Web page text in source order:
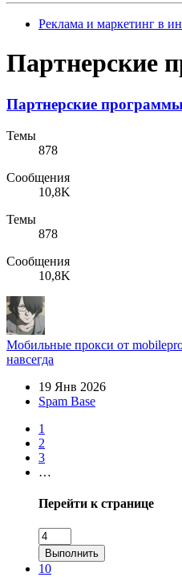
Реклама и маркетинг в
Партнерские
Партнерские
Темы
878
Сообщения
10,8K
Темы
878
Сообщения
10,8K
Мобильные прокси от
навсегда
19 Янв 2026
Spam Base
1
2
3
…
Перейти к странице
Выполнить
10